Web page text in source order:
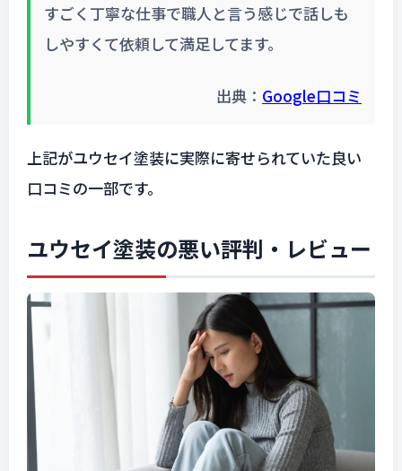
すごく丁寧な仕事で職人と言う感じで話しも
しやすくて依頼して満足してます。
出典： Google口コミ
上記がユウセイ塗装に実際に寄せられていた良い
口コミの一部です。
ユウセイ塗装の悪い評判・レビュー